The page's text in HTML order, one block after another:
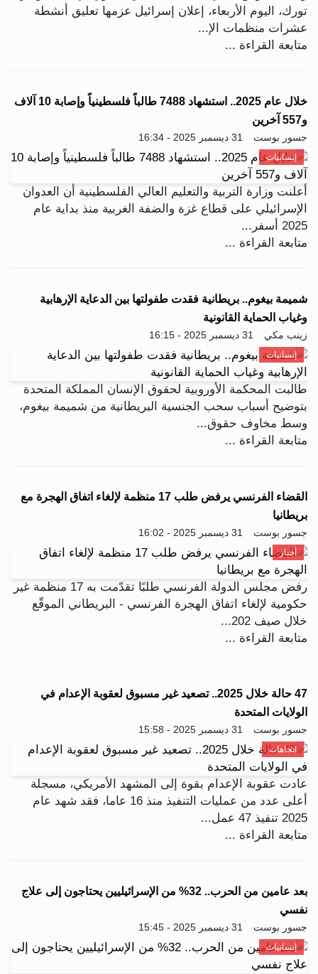
تورك، اليوم الأربعاء، إعلان إسرائيل عزمها تعليق أنشطة
عشرات منظمات الإ...
متابعة القراءة ...
خلال عام 2025.. استشهاد 7488 طالباً فلسطينياً وإصابة 10 آلاف
و557 آخرين
جسور بوست 31 ديسمبر 2025 - 16:34
إنسانيات
أعلنت وزارة التربية والتعليم العالي الفلسطينية أن العدوان
الإسرائيلي على قطاع غزة والضفة الغربية منذ بداية عام
2025 أسفر...
متابعة القراءة ...
شميمة بيغوم.. بريطانية فقدت طفولتها بين الدعاية الإرهابية
وغياب الحماية القانونية
زينب مكي 31 ديسمبر 2025 - 16:15
إنسانيات
طالبت المحكمة الأوروبية لحقوق الإنسان المملكة المتحدة
بتوضيح أسباب سحب الجنسية البريطانية من شميمة بيغوم،
وسط مخاوف حقوق...
متابعة القراءة ...
القضاء الفرنسي يرفض طلب 17 منظمة لإلغاء اتفاق الهجرة مع
بريطانيا
جسور بوست 31 ديسمبر 2025 - 16:02
أخبار
رفض مجلس الدولة الفرنسي طلبًا تقدّمت به 17 منظمة غير
حكومية لإلغاء اتفاق الهجرة الفرنسي - البريطاني الموقّع
خلال صيف 202...
متابعة القراءة ...
47 حالة خلال 2025.. تصعيد غير مسبوق لعقوبة الإعدام في
الولايات المتحدة
جسور بوست 31 ديسمبر 2025 - 15:58
اتجاهات
عادت عقوبة الإعدام بقوة إلى المشهد الأمريكي، مسجلة
أعلى عدد من عمليات التنفيذ منذ 16 عاما، فقد شهد عام
2025 تنفيذ 47 عمل...
متابعة القراءة ...
بعد عامين من الحرب.. 32% من الإسرائيليين يحتاجون إلى علاج
نفسي
جسور بوست 31 ديسمبر 2025 - 15:45
إنسانيات